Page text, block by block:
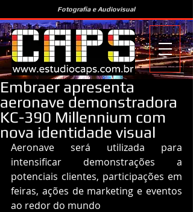
Fotografia e Audiovisual
Embraer apresenta
aeronave demonstradora
KC-390 Millennium com
nova identidade visual
Aeronave será utilizada para
intensificar demonstrações a
potenciais clientes, participações em
feiras, ações de marketing e eventos
ao redor do mundo